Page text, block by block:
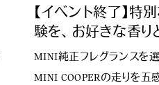
【イベント終了】特
験を、 お好きな香り
MINI純正フレグランスを
MINI COOPERの走りを五